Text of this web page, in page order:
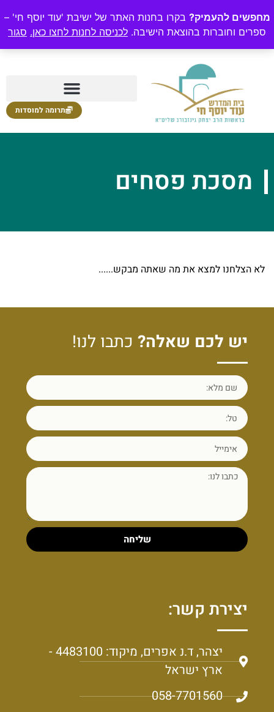
מחפשים להעמיק? בקרו בחנות האתר של ישיבת 'עוד יוסף חי' –
ספרים וחוברות בהוצאת הישיבה. לכניסה לחנות לחצו כאן. סגור
תרומה למוסדות
מסכת פסחים
לא הצלחנו למצא את מה שאתה מבקש......
יש לכם שאלה? כתבו לנו!
שליחה
יצירת קשר:
יצהר, ד.נ אפרים, מיקוד: 4483100 -
ארץ ישראל
058-7701560